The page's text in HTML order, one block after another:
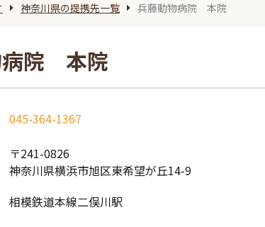
神奈川県の提携先一覧 兵藤動物病院 本院
病院 本院
045-364-1367
〒241-0826
神奈川県横浜市旭区東希望が丘14-9
相模鉄道本線二俣川駅